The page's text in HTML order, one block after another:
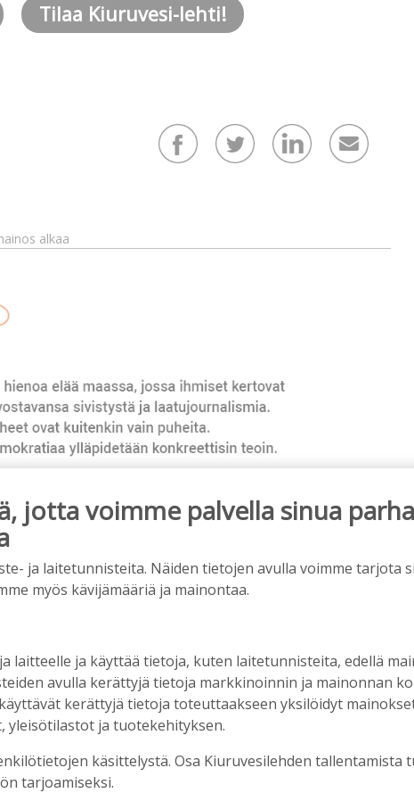
Tilaa Kiuruvesi-lehti!
alkaa
päättyy
jotta voimme palvella sinua
ja laitetunnisteita. Näiden tietojen avulla voimme tarjota
myös kävijämääriä ja mainontaa.
laitteelle ja käyttää tietoja, kuten laitetunnisteita, edellä
avulla kerättyjä tietoja markkinoinnin ja mainonnan
kerättyjä tietoja toteuttaakseen yksilöidyt
yleisötilastot ja tuotekehityksen.
käsittelystä. Osa Kiuruvesilehden tallentamista
tarjoamiseksi.